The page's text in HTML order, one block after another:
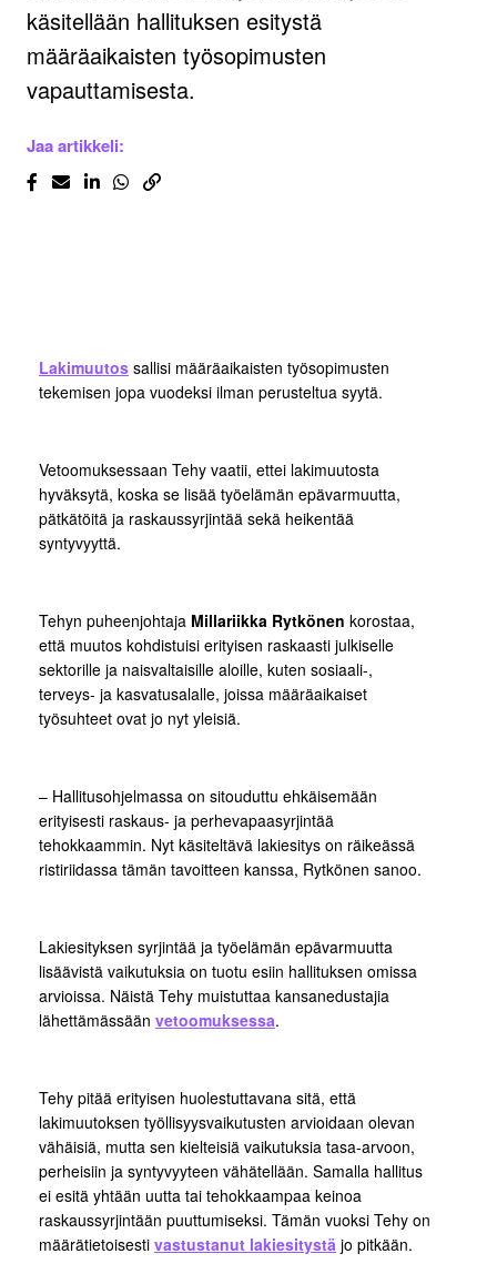
käsitellään hallituksen esitystä
määräaikaisten työsopimusten
vapauttamisesta.
Jaa artikkeli:
Lakimuutos sallisi määräaikaisten työsopimusten
tekemisen jopa vuodeksi ilman perusteltua syytä.
Vetoomuksessaan Tehy vaatii, ettei lakimuutosta
hyväksytä, koska se lisää työelämän epävarmuutta,
pätkätöitä ja raskaussyrjintää sekä heikentää
syntyvyyttä.
Tehyn puheenjohtaja Millariikka Rytkönen korostaa,
että muutos kohdistuisi erityisen raskaasti julkiselle
sektorille ja naisvaltaisille aloille, kuten sosiaali-,
terveys- ja kasvatusalalle, joissa määräaikaiset
työsuhteet ovat jo nyt yleisiä.
– Hallitusohjelmassa on sitouduttu ehkäisemään
erityisesti raskaus- ja perhevapaasyrjintää
tehokkaammin. Nyt käsiteltävä lakiesitys on räikeässä
ristiriidassa tämän tavoitteen kanssa, Rytkönen sanoo.
Lakiesityksen syrjintää ja työelämän epävarmuutta
lisäävistä vaikutuksia on tuotu esiin hallituksen omissa
arvioissa. Näistä Tehy muistuttaa kansanedustajia
lähettämässään vetoomuksessa.
Tehy pitää erityisen huolestuttavana sitä, että
lakimuutoksen työllisyysvaikutusten arvioidaan olevan
vähäisiä, mutta sen kielteisiä vaikutuksia tasa-arvoon,
perheisiin ja syntyvyyteen vähätellään. Samalla hallitus
ei esitä yhtään uutta tai tehokkaampaa keinoa
raskaussyrjintään puuttumiseksi. Tämän vuoksi Tehy on
määrätietoisesti vastustanut lakiesitystä jo pitkään.